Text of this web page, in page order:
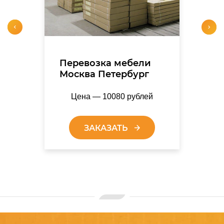
Перевозка мебели
Москва Петербург
Цена — 10080 рублей
ЗАКАЗАТЬ